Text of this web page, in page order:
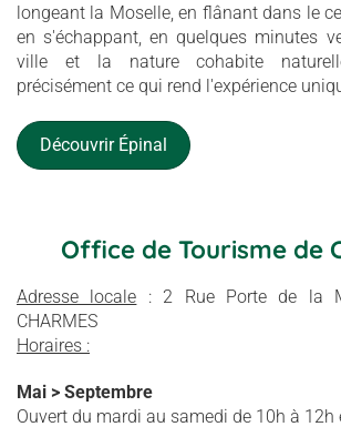
longeant la Moselle, en flânant dans le
en s'échappant, en quelques minutes
ville et la nature cohabite
précisément ce qui rend l'expérience
Découvrir Épinal
Office de Tourisme de
Adresse locale : 2 Rue Porte de la
CHARMES
Horaires :
Mai > Septembre
Ouvert du mardi au samedi de 10h à 12h